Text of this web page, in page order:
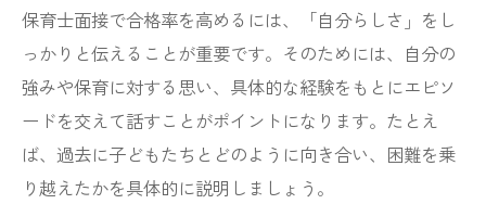
保育士面接で合格率を高めるには、「自分らしさ」をし
っかりと伝えることが重要です。そのためには、自分の
強みや保育に対する思い、具体的な経験をもとにエピソ
ードを交えて話すことがポイントになります。たとえ
ば、過去に子どもたちとどのように向き合い、困難を乗
り越えたかを具体的に説明しましょう。